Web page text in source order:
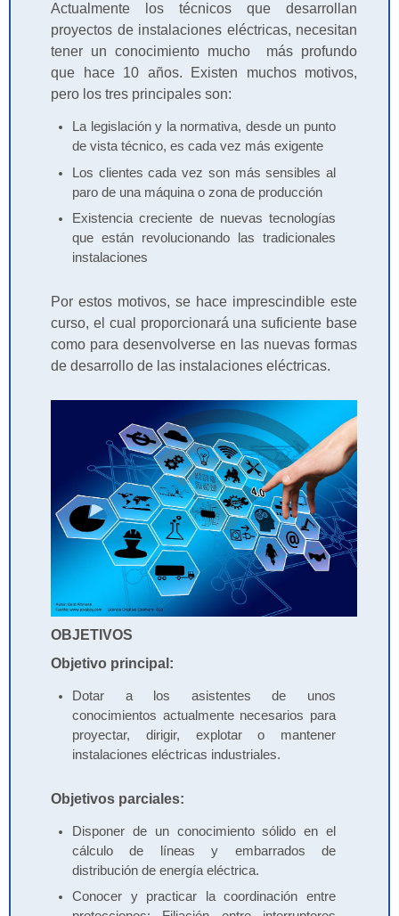
Actualmente los técnicos que desarrollan
proyectos de instalaciones eléctricas, necesitan
tener un conocimiento mucho más profundo
que hace 10 años. Existen muchos motivos,
pero los tres principales son:
La legislación y la normativa, desde un punto
de vista técnico, es cada vez más exigente
Los clientes cada vez son más sensibles al
paro de una máquina o zona de producción
Existencia creciente de nuevas tecnologías
que están revolucionando las tradicionales
instalaciones
Por estos motivos, se hace imprescindible este
curso, el cual proporcionará una suficiente base
como para desenvolverse en las nuevas formas
de desarrollo de las instalaciones eléctricas.
OBJETIVOS
Objetivo principal:
Dotar a los asistentes de unos
conocimientos actualmente necesarios para
proyectar, dirigir, explotar o mantener
instalaciones eléctricas industriales.
Objetivos parciales:
Disponer de un conocimiento sólido en el
cálculo de líneas y embarrados de
distribución de energía eléctrica.
Conocer y practicar la coordinación entre